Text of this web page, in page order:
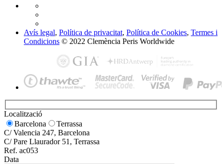
Avís legal, Política de privacitat, Política de Cookies, Termes i
Condicions © 2022 Clemència Peris Worldwide
Localització
Barcelona
Terrassa
C/ Valencia 247, Barcelona
C/ Pare Llaurador 51, Terrassa
Ref. ac053
Data